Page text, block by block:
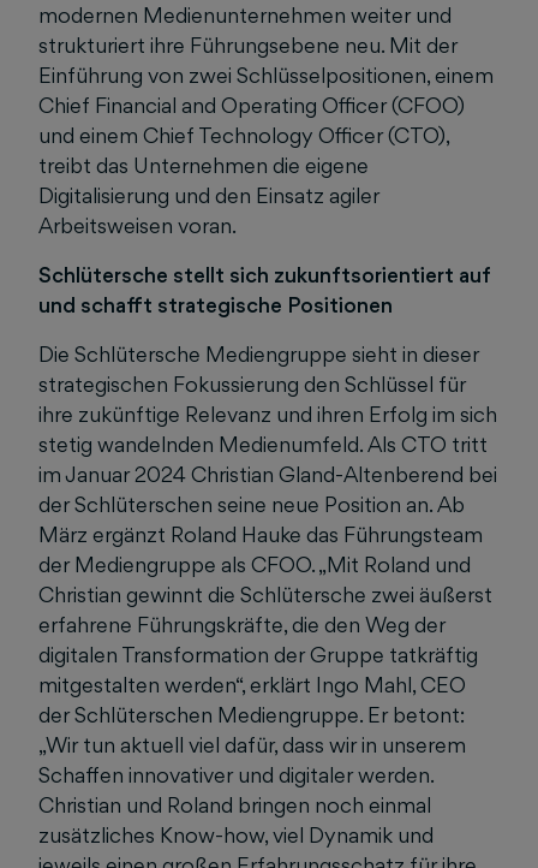
modernen Medienunternehmen weiter und
strukturiert ihre Führungsebene neu. Mit der
Einführung von zwei Schlüsselpositionen, einem
Chief Financial and Operating Officer (CFOO)
und einem Chief Technology Officer (CTO),
treibt das Unternehmen die eigene
Digitalisierung und den Einsatz agiler
Arbeitsweisen voran.
Schlütersche stellt sich zukunftsorientiert auf
und schafft strategische Positionen
Die Schlütersche Mediengruppe sieht in dieser
strategischen Fokussierung den Schlüssel für
ihre zukünftige Relevanz und ihren Erfolg im sich
stetig wandelnden Medienumfeld. Als CTO tritt
im Januar 2024 Christian Gland-Altenberend bei
der Schlüterschen seine neue Position an. Ab
März ergänzt Roland Hauke das Führungsteam
der Mediengruppe als CFOO. „Mit Roland und
Christian gewinnt die Schlütersche zwei äußerst
erfahrene Führungskräfte, die den Weg der
digitalen Transformation der Gruppe tatkräftig
mitgestalten werden“, erklärt Ingo Mahl, CEO
der Schlüterschen Mediengruppe. Er betont:
„Wir tun aktuell viel dafür, dass wir in unserem
Schaffen innovativer und digitaler werden.
Christian und Roland bringen noch einmal
zusätzliches Know-how, viel Dynamik und